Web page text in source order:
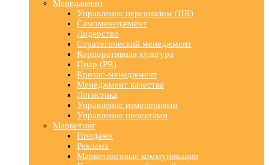
Менеджмент
Управление персоналом (HR)
Самоменеджмент
Лидерство
Стратегический менеджмент
Корпоративная культура
Пиар (PR)
Кризис-менеджмент
Менеджмент качества
Логистика
Управление изменениями
Управление проектами
Маркетинг
Продажи
Реклама
Маркетинговые коммуникации